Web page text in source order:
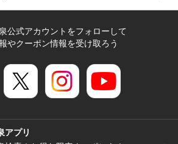
公式アカウントをフォローして
やクーポン情報を受け取ろう
アプリ